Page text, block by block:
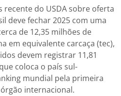
do USDA sobre oferta
deve fechar 2025 com uma
de 12,35 milhões de
em equivalente carcaça (tec),
devem registrar 11,81
coloca o país sul-
mundial pela primeira
internacional.